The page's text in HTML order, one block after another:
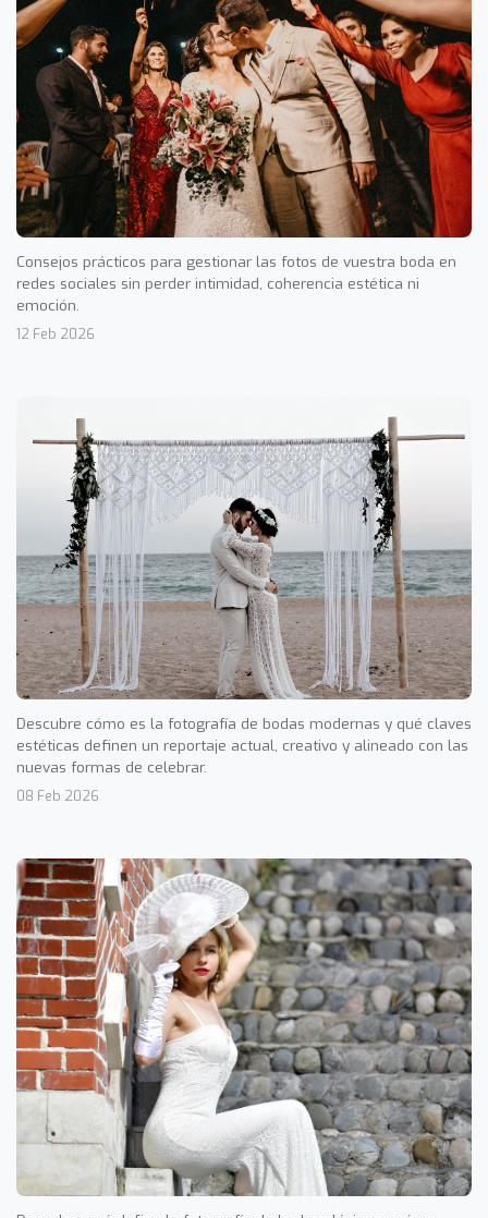
Consejos prácticos para gestionar las fotos de vuestra boda en
redes sociales sin perder intimidad, coherencia estética ni
emoción.
12 Feb 2026
Descubre cómo es la fotografía de bodas modernas y qué claves
estéticas definen un reportaje actual, creativo y alineado con las
nuevas formas de celebrar.
08 Feb 2026